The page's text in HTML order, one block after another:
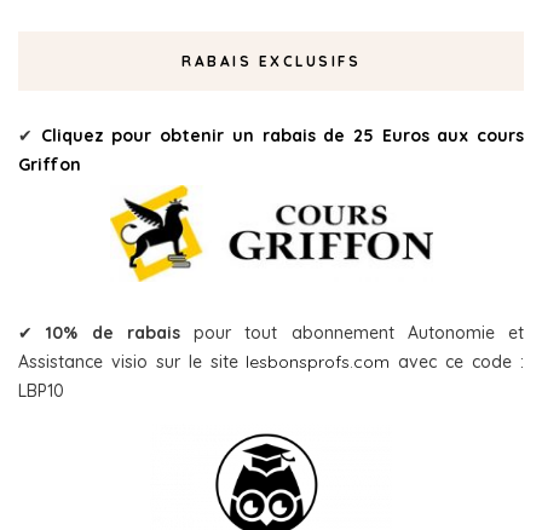
RABAIS EXCLUSIFS
✔ Cliquez pour obtenir un rabais de 25 Euros aux cours
Griffon
✔10% de rabaispour tout abonnement Autonomie et
Assistance visio sur le site lesbonsprofs.com avec ce code :
LBP10